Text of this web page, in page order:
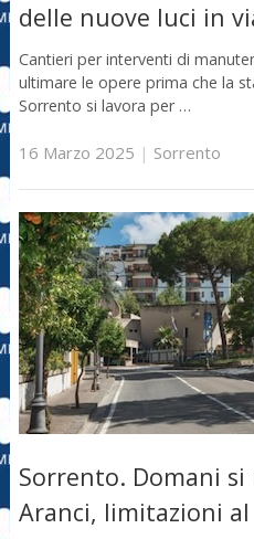
delle nuove luci in
Cantieri per interventi di
ultimare le opere prima che la
Sorrento si lavora per …
16 Marzo 2025 | Sorrento
Sorrento. Domani
Aranci, limitazioni